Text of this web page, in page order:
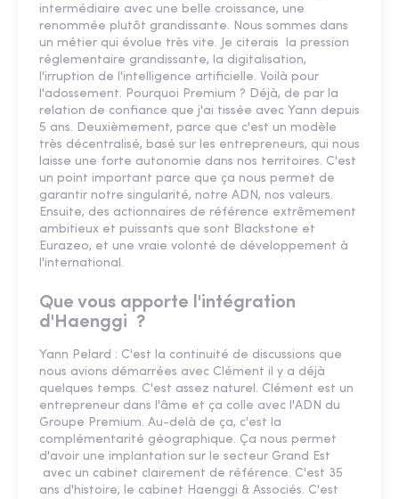
intermédiaire avec une belle croissance, une
renommée plutôt grandissante. Nous sommes dans
un métier qui évolue très vite. Je citerais la pression
réglementaire grandissante, la digitalisation,
l'irruption de l'intelligence artificielle. Voilà pour
l'adossement. Pourquoi Premium ? Déjà, de par la
relation de confiance que j'ai tissée avec Yann depuis
5 ans. Deuxièmement, parce que c'est un modèle
très décentralisé, basé sur les entrepreneurs, qui nous
laisse une forte autonomie dans nos territoires. C'est
un point important parce que ça nous permet de
garantir notre singularité, notre ADN, nos valeurs.
Ensuite, des actionnaires de référence extrêmement
ambitieux et puissants que sont Blackstone et
Eurazeo, et une vraie volonté de développement à
l'international.
Que vous apporte l'intégration
d'Haenggi ?
Yann Pelard : C'est la continuité de discussions que
nous avions démarrées avec Clément il y a déjà
quelques temps. C'est assez naturel. Clément est un
entrepreneur dans l'âme et ça colle avec l'ADN du
Groupe Premium. Au-delà de ça, c'est la
complémentarité géographique. Ça nous permet
d'avoir une implantation sur le secteur Grand Est
avec un cabinet clairement de référence. C'est 35
ans d'histoire, le cabinet Haenggi & Associés. C'est